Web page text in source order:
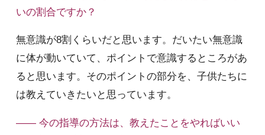
いの割合ですか？
無意識が8割くらいだと思います。だいたい無意識
に体が動いていて、ポイントで意識するところがあ
ると思います。そのポイントの部分を、子供たちに
は教えていきたいと思っています。
—— 今の指導の方法は、教えたことをやればいい